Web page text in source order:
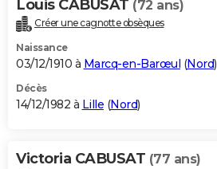
Louis CABUSAT (72 ans)
Créer une cagnotte obsèques
Naissance
03/12/1910 à Marcq-en-Barœul (Nord)
Décès
14/12/1982 à Lille (Nord)
Victoria CABUSAT (77 ans)